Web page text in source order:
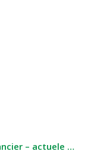
Speciaal voor u besteld bij de leverancier – actuele levertijd op aanvraag